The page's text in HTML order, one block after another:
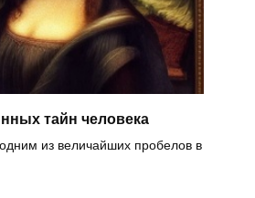
тайн человека
из величайших пробелов в